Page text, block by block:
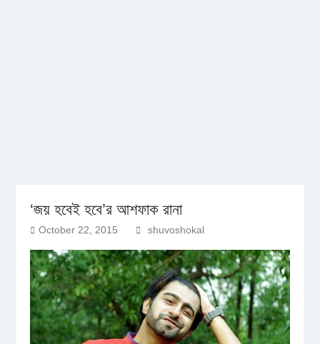
‘জয় হবেই হবে’র আশফাক রানা
October 22, 2015 shuvoshokal